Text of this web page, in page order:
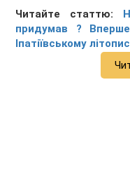
Читайте статтю:
придумав ?
Іпатіївському